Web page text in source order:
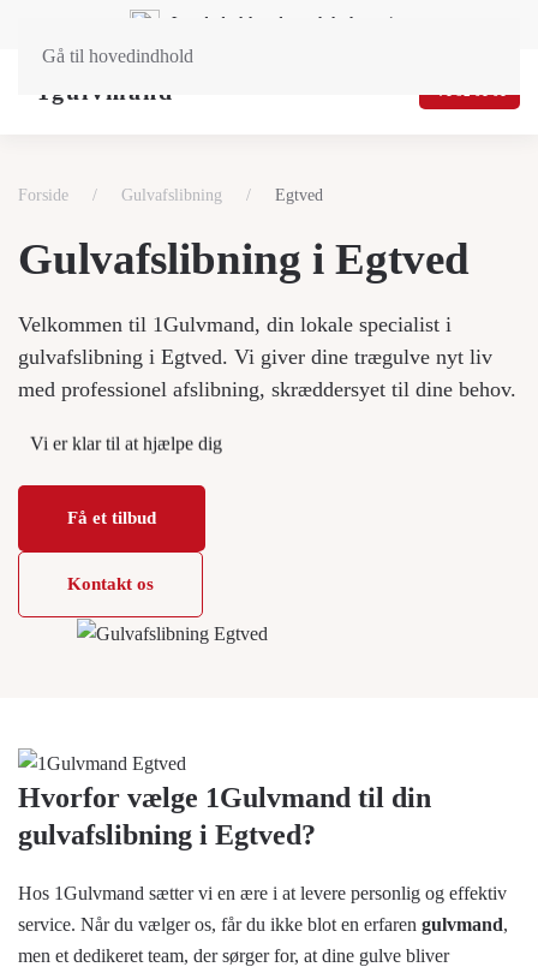
Gå til hovedindhold
Landsdækkende og lokal service
Forside Gulvafslibning Egtved
Gulvafslibning i Egtved
Velkommen til 1Gulvmand, din lokale specialist i
gulvafslibning i Egtved. Vi giver dine trægulve nyt liv
med professionel afslibning, skræddersyet til dine behov.
Vi er klar til at hjælpe dig
Få et tilbud
Kontakt os
Hvorfor vælge 1Gulvmand til din
gulvafslibning i Egtved?
Hos 1Gulvmand sætter vi en ære i at levere personlig og effektiv
service. Når du vælger os, får du ikke blot en erfaren gulvmand,
men et dedikeret team, der sørger for, at dine gulve bliver